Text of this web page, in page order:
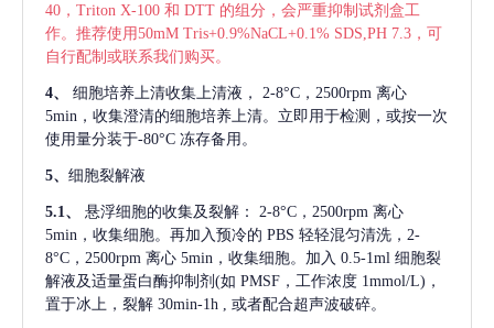
40，Triton X-100 和 DTT 的组分，会严重抑制试剂盒工
作。推荐使用50mM Tris+0.9%NaCL+0.1% SDS,PH 7.3，可
自行配制或联系我们购买。
4、 细胞培养上清收集上清液，
2-8°C，2500rpm 离心
5min，收集澄清的细胞培养上清。立即用于检测，或按一次
使用量分装于-80°C 冻存备用。
5、 细胞裂解液
5.1、 悬浮细胞的收集及裂解：
2-8°C，2500rpm 离心
5min，收集细胞。再加入预冷的 PBS 轻轻混匀清洗，2-
8°C，2500rpm 离心 5min，收集细胞。加入 0.5-1ml 细胞裂
解液及适量蛋白酶抑制剂(如 PMSF，工作浓度 1mmol/L)，
置于冰上，裂解 30min-1h , 或者配合超声波破碎。